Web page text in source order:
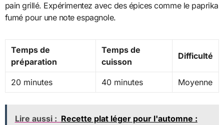
pain grillé. Expérimentez avec des épices comme le paprika
fumé pour une note espagnole.
Temps de
préparation
Temps de
cuisson
Difficulté
20 minutes 40 minutes Moyenne
Lire aussi : Recette plat léger pour l'automne :